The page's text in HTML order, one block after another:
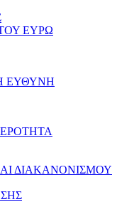
ΕΥΡΩ
ΕΥΘΥΝΗ
ΔΙΑΚΑΝΟΝΙΣΜΟΥ